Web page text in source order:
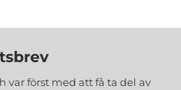
var först med att få ta del av